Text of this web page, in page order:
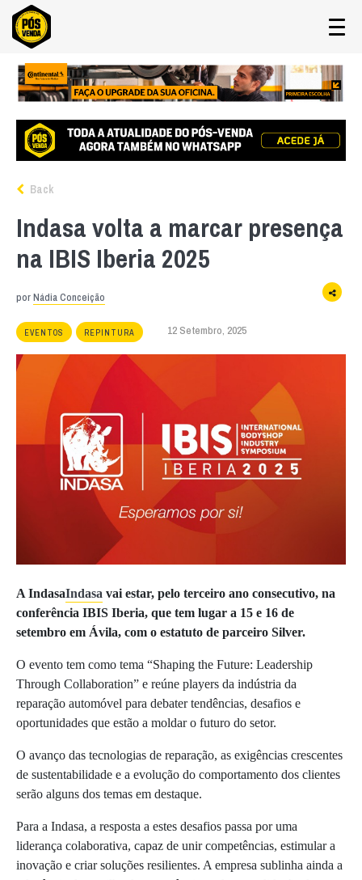
Back
Indasa volta a marcar presença
na IBIS Iberia 2025
porNádia Conceição
EVENTOS REPINTURA 12 Setembro, 2025
A IndasaIndasa vai estar, pelo terceiro ano consecutivo, na
conferência IBIS Iberia, que tem lugar a 15 e 16 de
setembro em Ávila, com o estatuto de parceiro Silver.
O evento tem como tema “Shaping the Future: Leadership
Through Collaboration” e reúne players da indústria da
reparação automóvel para debater tendências, desafios e
oportunidades que estão a moldar o futuro do setor.
O avanço das tecnologias de reparação, as exigências crescentes
de sustentabilidade e a evolução do comportamento dos clientes
serão alguns dos temas em destaque.
Para a Indasa, a resposta a estes desafios passa por uma
liderança colaborativa, capaz de unir competências, estimular a
inovação e criar soluções resilientes. A empresa sublinha ainda a